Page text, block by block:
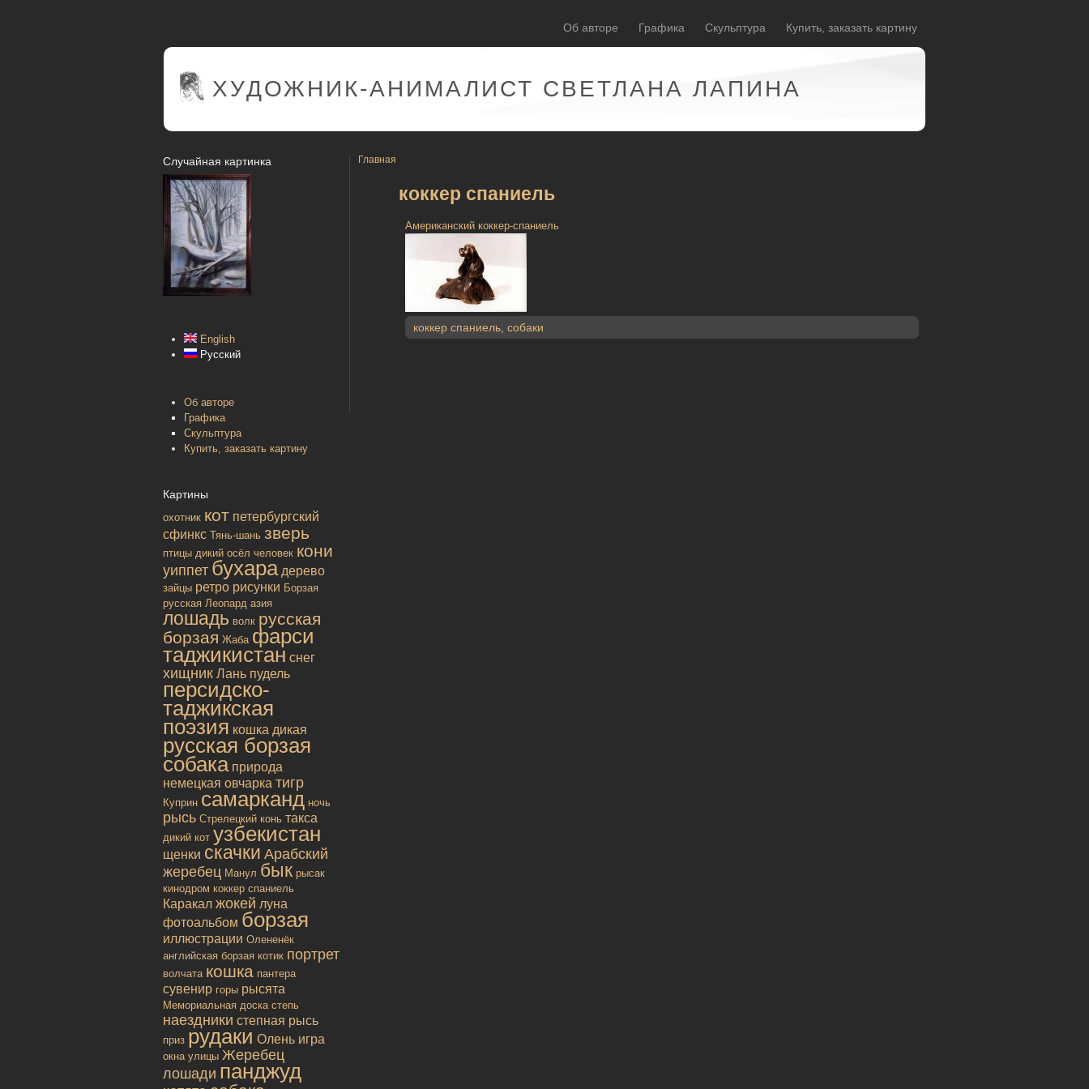
Об авторе Графика Скульптура Купить, заказать картину
ХУДОЖНИК-АНИМАЛИСТ СВЕТЛАНА ЛАПИНА
Случайная картинка
English
Русский
Об авторе
Графика
Скульптура
Купить, заказать картину
Картины
охотник кот петербургский
сфинкс Тянь-шань зверь
птицы дикий осёл человек кони
уиппет бухара дерево
зайцы ретро рисунки Борзая
русская Леопард азия
лошадь волк русская
борзая Жаба фарси
таджикистан снег
хищник Лань пудель
персидско-
таджикская
поэзия кошка дикая
русская борзая
собака природа
немецкая овчарка тигр
Куприн самарканд ночь
рысь Стрелецкий конь такса
дикий кот узбекистан
щенки скачки Арабский
жеребец Манул бык рысак
кинодром коккер спаниель
Каракал жокей луна
фотоальбом борзая
иллюстрации Олененёк
английская борзая котик портрет
волчата кошка пантера
сувенир горы рысята
Мемориальная доска степь
наездники степная рысь
приз рудаки Олень игра
окна улицы Жеребец
лошади панджуд
Главная
коккер спаниель
Американский коккер-спаниель
коккер спаниель собаки